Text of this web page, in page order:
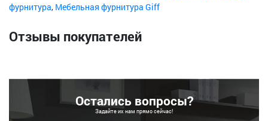
фурнитура, Мебельная фурнитура Giff
Отзывы покупателей
Остались вопросы?
Задайте их нам прямо сейчас!